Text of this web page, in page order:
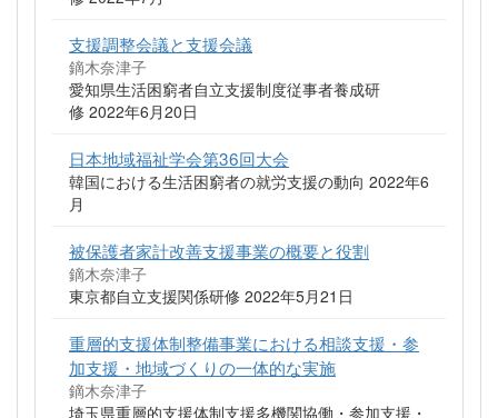
支援調整会議と支援会議
鏑木奈津子
愛知県生活困窮者自立支援制度従事者養成研
修 2022年6月20日
日本地域福祉学会第36回大会
韓国における生活困窮者の就労支援の動向 2022年6
月
被保護者家計改善支援事業の概要と役割
鏑木奈津子
東京都自立支援関係研修 2022年5月21日
重層的支援体制整備事業における相談支援・参
加支援・地域づくりの一体的な実施
鏑木奈津子
埼玉県重層的支援体制支援多機関協働・参加支援・